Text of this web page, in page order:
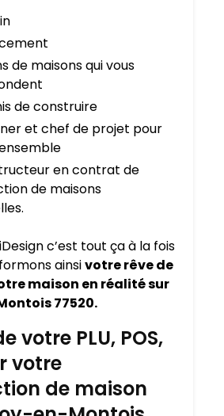
de maisons qui vous
de construire
et chef de projet pour
en contrat de
de maisons
c’est tout ça à la fois
ainsivotre rêve de
maison en réalité sur
77520.
votre PLU, POS,
votre
de maison